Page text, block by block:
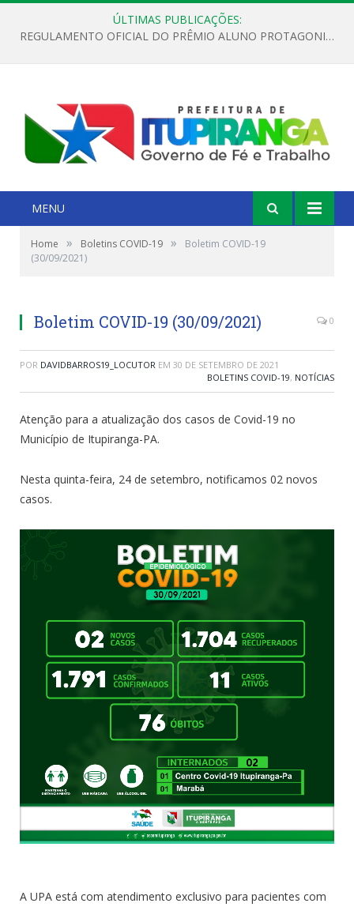
ÚLTIMAS PUBLICAÇÕES:
REGULAMENTO OFICIAL DO PRÊMIO ALUNO PROTAGONISTA – EDIÇÃO 2026
MENU
Home » Boletins COVID-19 »
Boletim COVID-19
(30/09/2021)
Boletim COVID-19 (30/09/2021) 0
POR DAVIDBARROS19_LOCUTOR EM 30 DE SETEMBRO DE 2021
BOLETINS COVID-19, NOTÍCIAS
Atenção para a atualização dos casos de Covid-19 no
Município de Itupiranga-PA.
Nesta quinta-feira, 24 de setembro, notificamos 02 novos
casos.
A UPA está com atendimento exclusivo para pacientes com